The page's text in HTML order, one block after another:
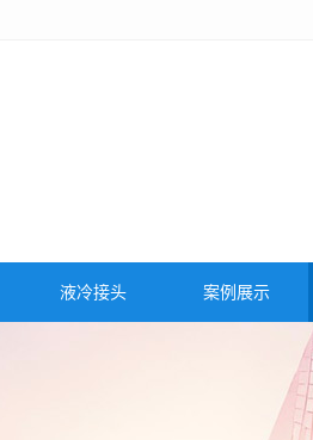
液冷接头 案例展示